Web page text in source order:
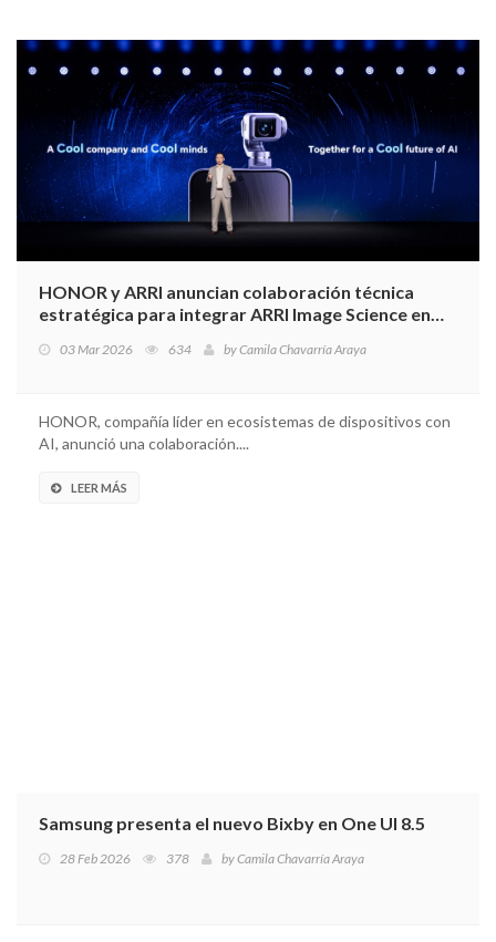
HONOR y ARRI anuncian colaboración técnica
estratégica para integrar ARRI Image Science en
03 Mar 2026 634 byCamila Chavarría Araya
HONOR, compañía líder en ecosistemas de dispositivos con
AI, anunció una colaboración....
LEER MÁS
Samsung presenta el nuevo Bixby en One UI 8.5
28 Feb 2026 378 byCamila Chavarría Araya